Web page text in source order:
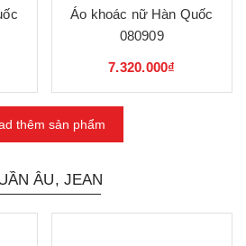
Áo khoác nữ Hàn Quốc
080909
7.320.000₫
thêm sản phẩm
ÂU, JEAN